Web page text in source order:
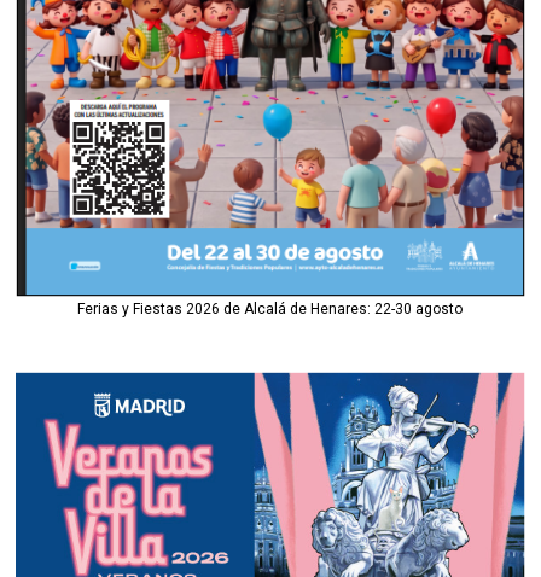
Ferias y Fiestas 2026 de Alcalá de Henares: 22-30 agosto